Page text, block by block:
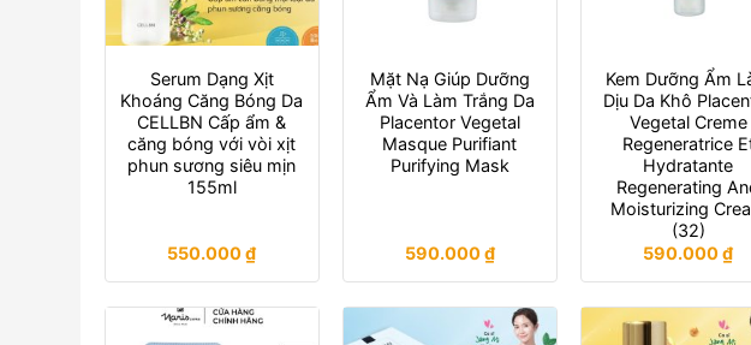
Serum Dạng Xịt
Khoáng Căng Bóng Da
CELLBN Cấp ẩm &
căng bóng với vòi xịt
phun sương siêu mịn
155ml
550.000₫
Mặt Nạ Giúp Dưỡng
Ẩm Và Làm Trắng Da
Placentor Vegetal
Masque Purifiant
Purifying Mask
590.000₫
Kem Dưỡng Ẩm
Dịu Da Khô
Vegetal Creme
Regeneratrice
Hydratante
Regenerating
Moisturizing
(32)
590.000₫